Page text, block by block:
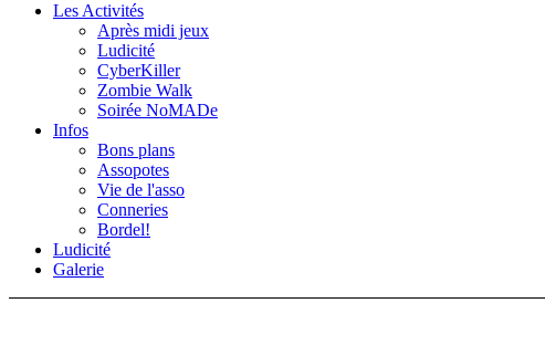
Les Activités
Après midi jeux
Ludicité
CyberKiller
Zombie Walk
Soirée NoMADe
Infos
Bons plans
Assopotes
Vie de l'asso
Conneries
Bordel!
Ludicité
Galerie